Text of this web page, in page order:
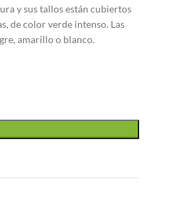
y sus tallos están cubiertos
de color verde intenso. Las
amarillo o blanco.